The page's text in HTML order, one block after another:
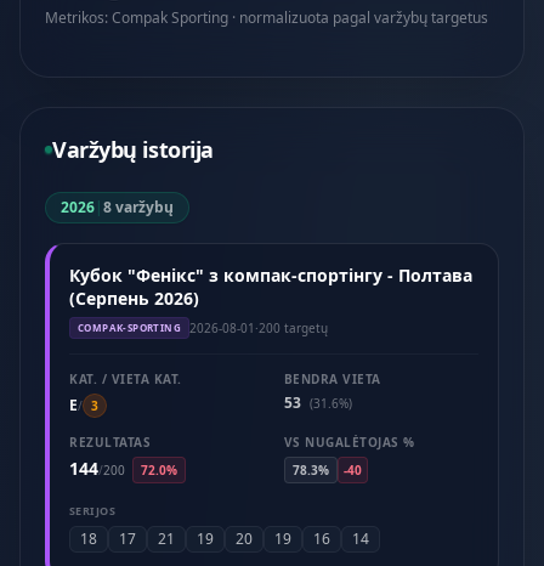
Metrikos: Compak Sporting · normalizuota pagal varžybų targetus
Varžybų istorija
2026|8 varžybų
Кубок "Фенікс" з компак-спортінгу - Полтава
(Серпень 2026)
COMPAK-SPORTING 2026-08-01 ·200 targetų
KAT. / VIETA KAT.
E/ 3
BENDRA VIETA
53 (31.6%)
REZULTATAS
144/200 72.0%
VS NUGALĖTOJAS %
78.3%
-40
SERIJOS
18 17 21 19 20 19 16 14